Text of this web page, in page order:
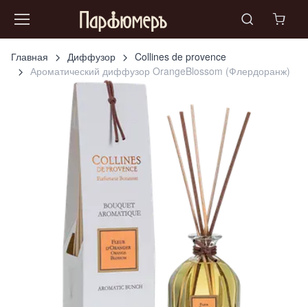
Главная Диффузор
Collines de provence
Ароматический диффузор OrangeBlossom (Флердоранж)